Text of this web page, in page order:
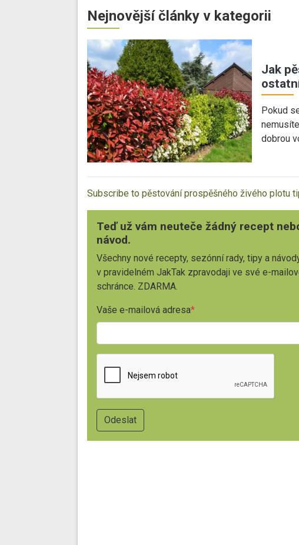
Nejnovější články v kategorii
Jak
Pokud
dobrou
Subscribe to pěstování prospěšného živého plotu
Teď už vám neuteče žádný recept
návod.
Všechny nové recepty, sezónní rady, tipy a
v pravidelném JakTak zpravodaji ve své e-
schránce. ZDARMA.
Vaše e-mailová adresa